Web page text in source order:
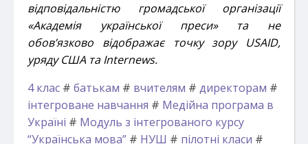
відповідальністю громадської організації
«Академія української преси» та не
обов’язково відображає точку зору USAID,
уряду США та Internews.
4 клас # батькам # вчителям # директорам #
інтегроване навчання # Медійна програма в
Україні # Модуль з інтегрованого курсу
“Українська мова” # НУШ # пілотні класи #